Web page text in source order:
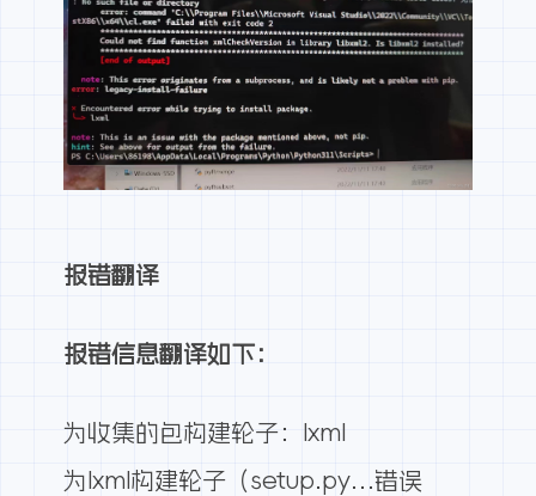
报错翻译
报错信息翻译如下：
为收集的包构建轮子：lxml
为lxml构建轮子（setup.py…错误